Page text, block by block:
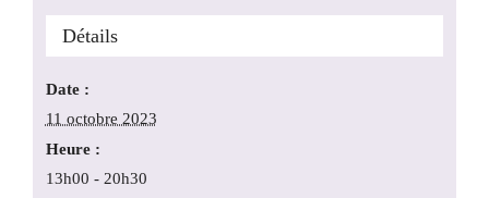
Détails
Date :
11 octobre 2023
Heure :
13h00 - 20h30